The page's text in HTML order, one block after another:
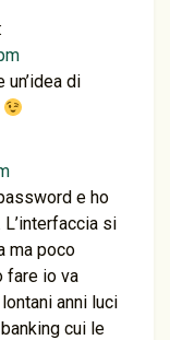
di
e ho
si
ma poco
fare io va
anni luci
cui le